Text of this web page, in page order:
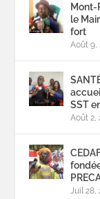
Mont-
le
fort
Août 9,
SST
Août 2,
Juil 28,